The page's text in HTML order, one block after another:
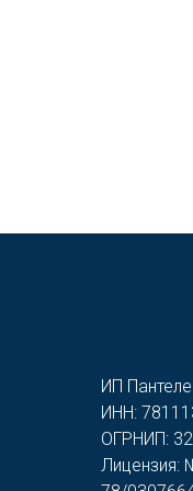
ИП
ИНН:
ОГРНИП:
Лицензия: